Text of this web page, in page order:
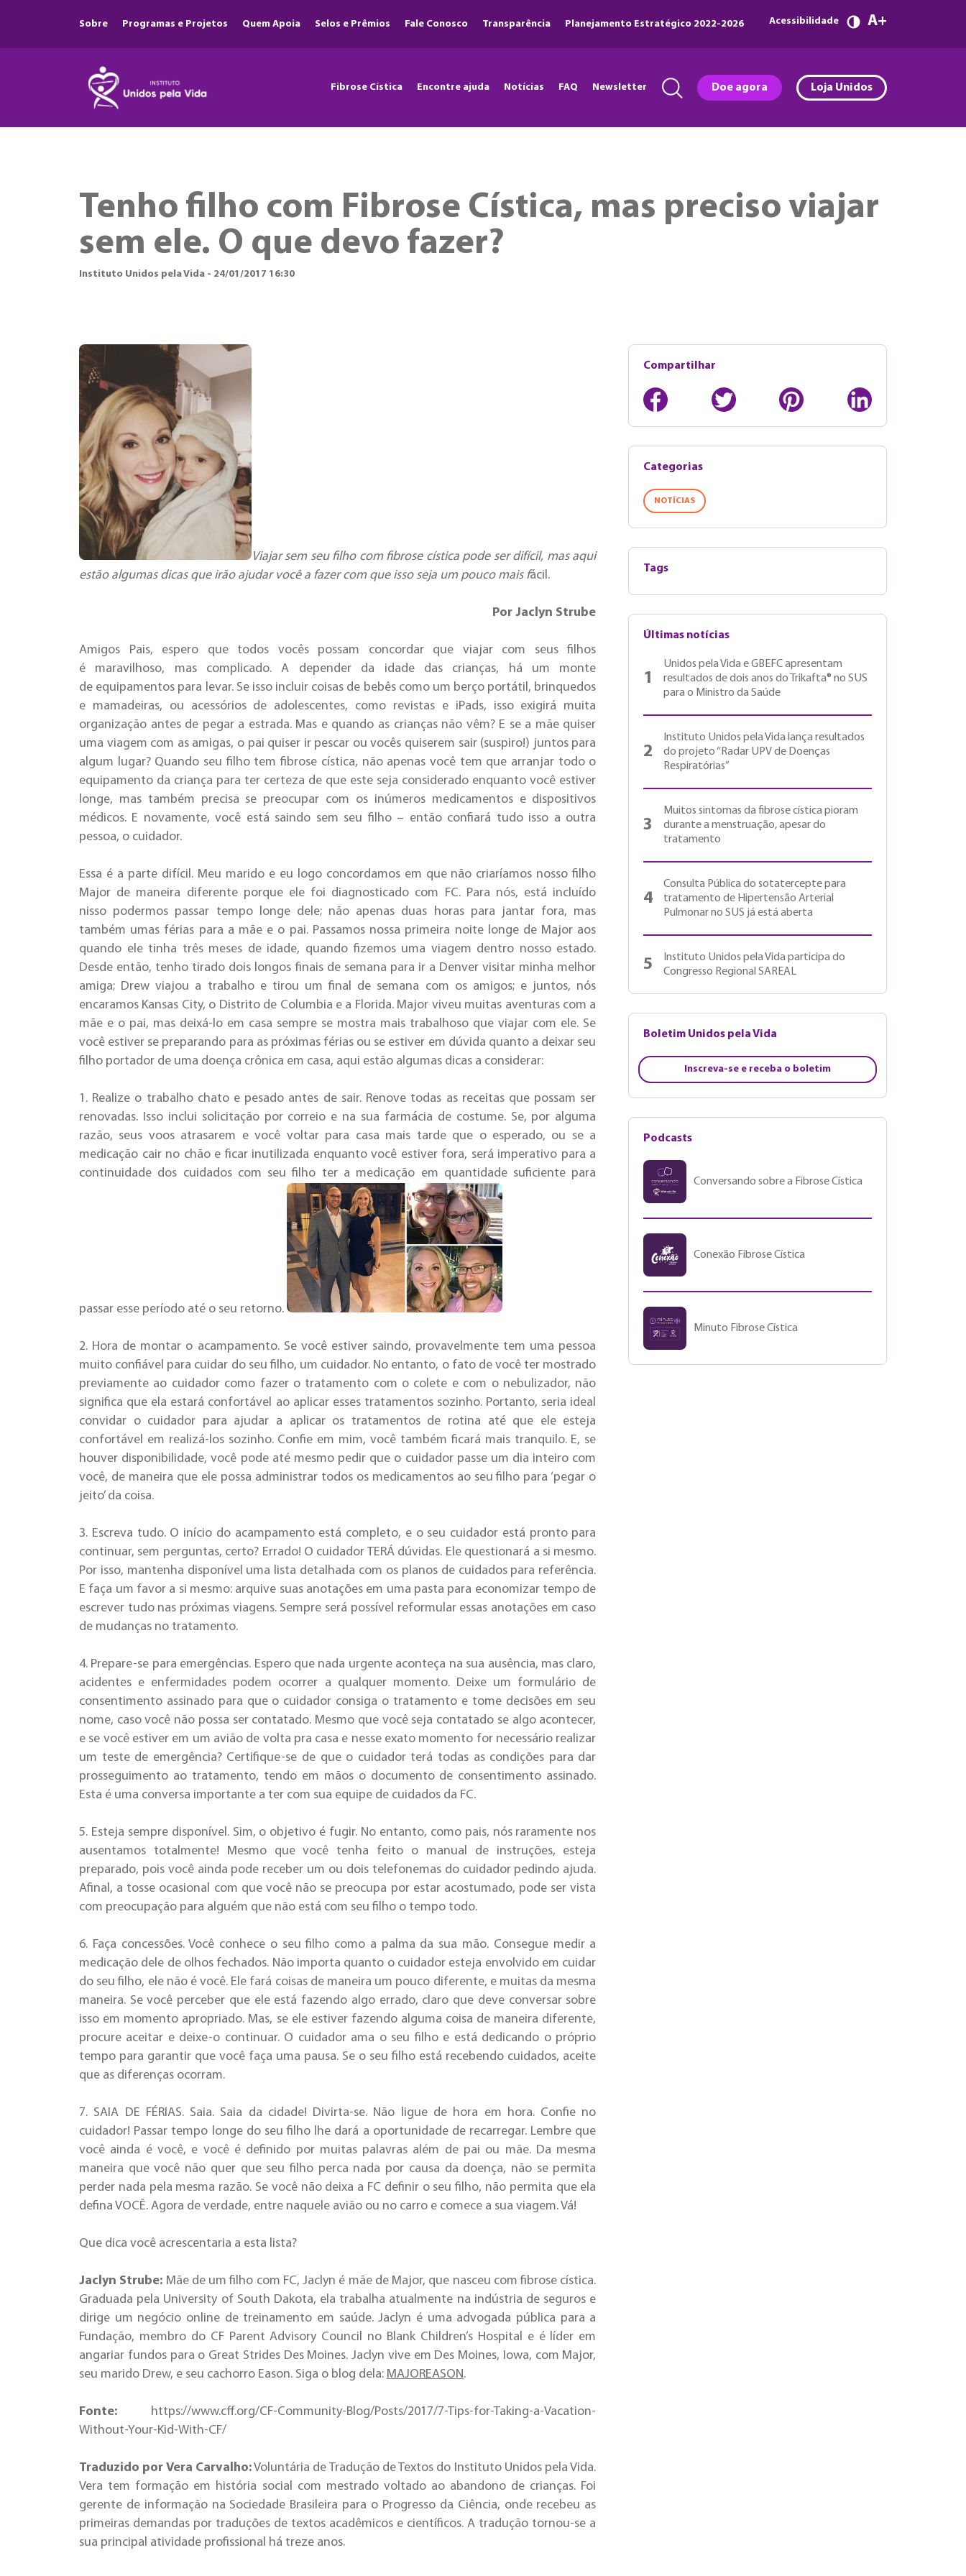
Sobre Programas e Projetos Quem Apoia Selos e Prêmios Fale Conosco Transparência Planejamento Estratégico 2022-2026 Acessibilidade A
Fibrose Cística Encontre ajuda Notícias FAQ Newsletter Doe agora Loja Unidos
Tenho filho com Fibrose Cística, mas preciso viajar
sem ele. O que devo fazer?
Instituto Unidos pela Vida - 24/01/2017 16:30
Viajar sem seu filho com fibrose cística pode ser difícil, mas aqui
estão algumas dicas que irão ajudar você a fazer com que isso seja um pouco mais fácil.
Por Jaclyn Strube
Amigos Pais, espero que todos vocês possam concordar que viajar com seus filhos
é maravilhoso, mas complicado. A depender da idade das crianças, há um monte
de equipamentos para levar. Se isso incluir coisas de bebês como um berço portátil, brinquedos
e mamadeiras, ou acessórios de adolescentes, como revistas e iPads, isso exigirá muita
organização antes de pegar a estrada. Mas e quando as crianças não vêm? E se a mãe quiser
uma viagem com as amigas, o pai quiser ir pescar ou vocês quiserem sair (suspiro!) juntos para
algum lugar? Quando seu filho tem fibrose cística, não apenas você tem que arranjar todo o
equipamento da criança para ter certeza de que este seja considerado enquanto você estiver
longe, mas também precisa se preocupar com os inúmeros medicamentos e dispositivos
médicos. E novamente, você está saindo sem seu filho – então confiará tudo isso a outra
pessoa, o cuidador.
Essa é a parte difícil. Meu marido e eu logo concordamos em que não criaríamos nosso filho
Major de maneira diferente porque ele foi diagnosticado com FC. Para nós, está incluído
nisso podermos passar tempo longe dele; não apenas duas horas para jantar fora, mas
também umas férias para a mãe e o pai. Passamos nossa primeira noite longe de Major aos
quando ele tinha três meses de idade, quando fizemos uma viagem dentro nosso estado.
Desde então, tenho tirado dois longos finais de semana para ir a Denver visitar minha melhor
amiga; Drew viajou a trabalho e tirou um final de semana com os amigos; e juntos, nós
encaramos Kansas City, o Distrito de Columbia e a Florida. Major viveu muitas aventuras com a
mãe e o pai, mas deixá-lo em casa sempre se mostra mais trabalhoso que viajar com ele. Se
você estiver se preparando para as próximas férias ou se estiver em dúvida quanto a deixar seu
filho portador de uma doença crônica em casa, aqui estão algumas dicas a considerar:
1. Realize o trabalho chato e pesado antes de sair. Renove todas as receitas que possam ser
renovadas. Isso inclui solicitação por correio e na sua farmácia de costume. Se, por alguma
razão, seus voos atrasarem e você voltar para casa mais tarde que o esperado, ou se a
medicação cair no chão e ficar inutilizada enquanto você estiver fora, será imperativo para a
continuidade dos cuidados com seu filho ter a medicação em quantidade suficiente para
passar esse período até o seu retorno.
2. Hora de montar o acampamento. Se você estiver saindo, provavelmente tem uma pessoa
muito confiável para cuidar do seu filho, um cuidador. No entanto, o fato de você ter mostrado
previamente ao cuidador como fazer o tratamento com o colete e com o nebulizador, não
significa que ela estará confortável ao aplicar esses tratamentos sozinho. Portanto, seria ideal
convidar o cuidador para ajudar a aplicar os tratamentos de rotina até que ele esteja
confortável em realizá-los sozinho. Confie em mim, você também ficará mais tranquilo. E, se
houver disponibilidade, você pode até mesmo pedir que o cuidador passe um dia inteiro com
você, de maneira que ele possa administrar todos os medicamentos ao seu filho para ‘pegar o
jeito’ da coisa.
3. Escreva tudo. O início do acampamento está completo, e o seu cuidador está pronto para
continuar, sem perguntas, certo? Errado! O cuidador TERÁ dúvidas. Ele questionará a si mesmo.
Por isso, mantenha disponível uma lista detalhada com os planos de cuidados para referência.
E faça um favor a si mesmo: arquive suas anotações em uma pasta para economizar tempo de
escrever tudo nas próximas viagens. Sempre será possível reformular essas anotações em caso
de mudanças no tratamento.
4. Prepare-se para emergências. Espero que nada urgente aconteça na sua ausência, mas claro,
acidentes e enfermidades podem ocorrer a qualquer momento. Deixe um formulário de
consentimento assinado para que o cuidador consiga o tratamento e tome decisões em seu
nome, caso você não possa ser contatado. Mesmo que você seja contatado se algo acontecer,
e se você estiver em um avião de volta pra casa e nesse exato momento for necessário realizar
um teste de emergência? Certifique-se de que o cuidador terá todas as condições para dar
prosseguimento ao tratamento, tendo em mãos o documento de consentimento assinado.
Esta é uma conversa importante a ter com sua equipe de cuidados da FC.
5. Esteja sempre disponível. Sim, o objetivo é fugir. No entanto, como pais, nós raramente nos
ausentamos totalmente! Mesmo que você tenha feito o manual de instruções, esteja
preparado, pois você ainda pode receber um ou dois telefonemas do cuidador pedindo ajuda.
Afinal, a tosse ocasional com que você não se preocupa por estar acostumado, pode ser vista
com preocupação para alguém que não está com seu filho o tempo todo.
6. Faça concessões. Você conhece o seu filho como a palma da sua mão. Consegue medir a
medicação dele de olhos fechados. Não importa quanto o cuidador esteja envolvido em cuidar
do seu filho, ele não é você. Ele fará coisas de maneira um pouco diferente, e muitas da mesma
maneira. Se você perceber que ele está fazendo algo errado, claro que deve conversar sobre
isso em momento apropriado. Mas, se ele estiver fazendo alguma coisa de maneira diferente,
procure aceitar e deixe-o continuar. O cuidador ama o seu filho e está dedicando o próprio
tempo para garantir que você faça uma pausa. Se o seu filho está recebendo cuidados, aceite
que as diferenças ocorram.
7. SAIA DE FÉRIAS. Saia. Saia da cidade! Divirta-se. Não ligue de hora em hora. Confie no
cuidador! Passar tempo longe do seu filho lhe dará a oportunidade de recarregar. Lembre que
você ainda é você, e você é definido por muitas palavras além de pai ou mãe. Da mesma
maneira que você não quer que seu filho perca nada por causa da doença, não se permita
perder nada pela mesma razão. Se você não deixa a FC definir o seu filho, não permita que ela
defina VOCÊ. Agora de verdade, entre naquele avião ou no carro e comece a sua viagem. Vá!
Que dica você acrescentaria a esta lista?
Jaclyn Strube: Mãe de um filho com FC, Jaclyn é mãe de Major, que nasceu com fibrose cística.
Graduada pela University of South Dakota, ela trabalha atualmente na indústria de seguros e
dirige um negócio online de treinamento em saúde. Jaclyn é uma advogada pública para a
Fundação, membro do CF Parent Advisory Council no Blank Children’s Hospital e é líder em
angariar fundos para o Great Strides Des Moines. Jaclyn vive em Des Moines, Iowa, com Major,
seu marido Drew, e seu cachorro Eason. Siga o blog dela: MAJOREASON.
Fonte: https://www.cff.org/CF-Community-Blog/Posts/2017/7-Tips-for-Taking-a-Vacation-
Without-Your-Kid-With-CF/
Traduzido por Vera Carvalho:Voluntária de Tradução de Textos do Instituto Unidos pela Vida.
Vera tem formação em história social com mestrado voltado ao abandono de crianças. Foi
gerente de informação na Sociedade Brasileira para o Progresso da Ciência, onde recebeu as
primeiras demandas por traduções de textos acadêmicos e científicos. A tradução tornou-se a
sua principal atividade profissional há treze anos.
Compartilhar
Categorias
NOTÍCIAS
Tags
Últimas notícias
1
Unidos pela Vida e GBEFC apresentam
resultados de dois anos do Trikafta® no SUS
para o Ministro da Saúde
2
Instituto Unidos pela Vida lança resultados
do projeto “Radar UPV de Doenças
Respiratórias”
3
Muitos sintomas da fibrose cística pioram
durante a menstruação, apesar do
tratamento
4
Consulta Pública do sotatercepte para
tratamento de Hipertensão Arterial
Pulmonar no SUS já está aberta
5
Instituto Unidos pela Vida participa do
Congresso Regional SAREAL
Boletim Unidos pela Vida
Inscreva-se e receba o boletim
Podcasts
Conversando sobre a Fibrose Cística
Conexão Fibrose Cística
Minuto Fibrose Cística